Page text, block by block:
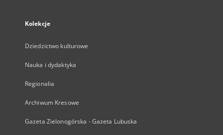
Kolekcje
Dziedzictwo kulturowe
Nauka i dydaktyka
Regionalia
Archiwum Kresowe
Gazeta Zielonogórska - Gazeta Lubuska